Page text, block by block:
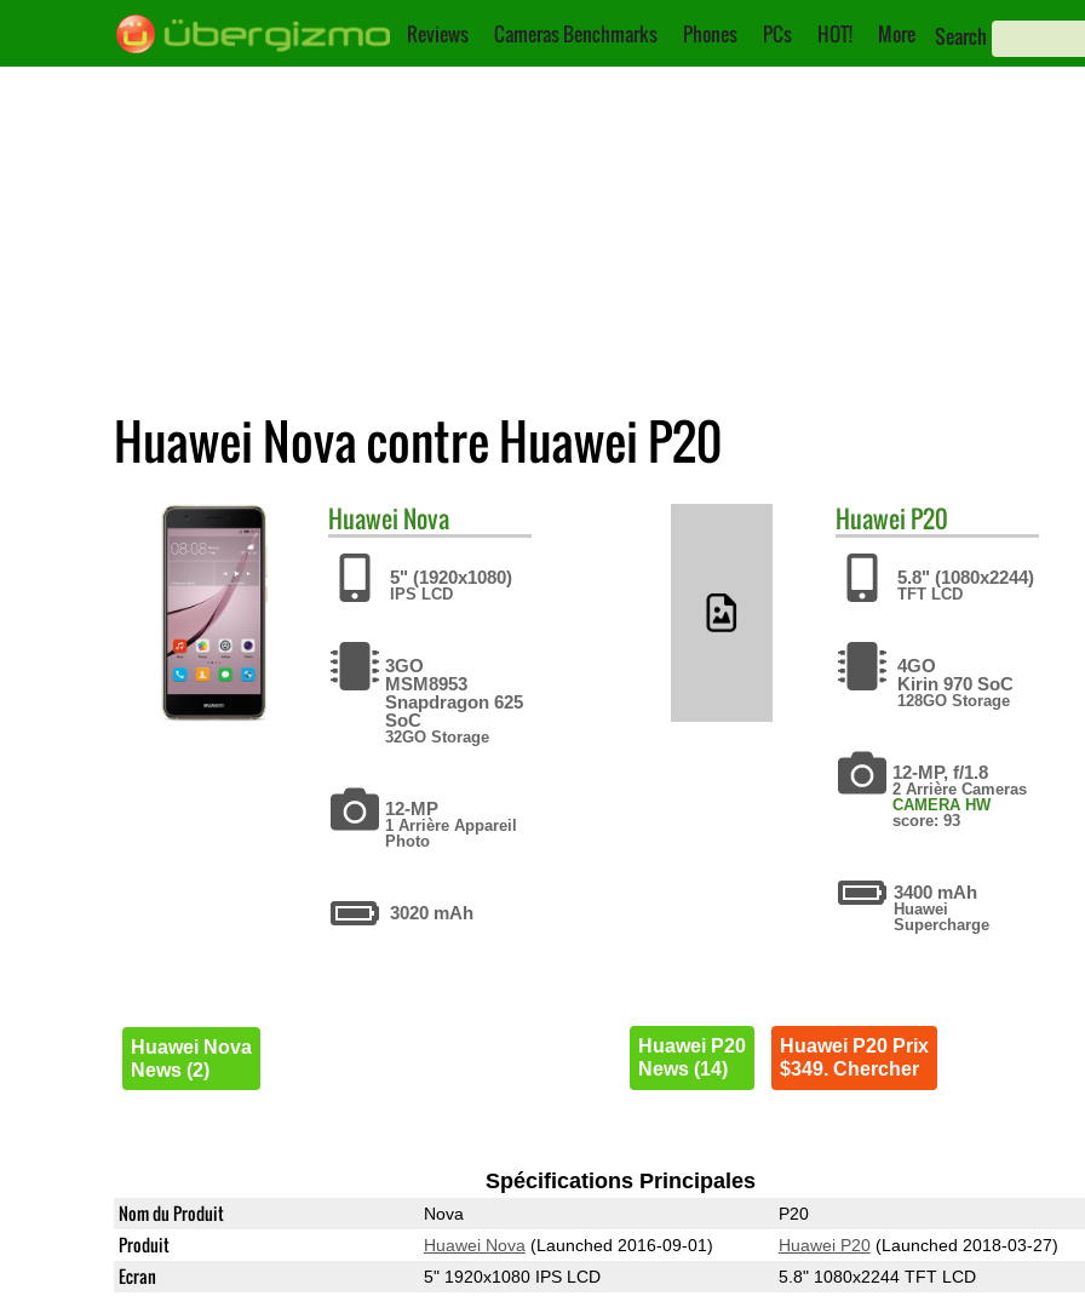
Reviews Cameras Benchmarks Phones PCs HOT! More Search
Huawei Nova contre Huawei P20
Huawei Nova
5" (1920x1080)
IPS LCD
3GO
MSM8953
Snapdragon 625
SoC
32GO Storage
12-MP
1 Arrière Appareil
Photo
3020 mAh
Huawei Nova
News (2)
Huawei P20
5.8" (1080x2244)
TFT LCD
4GO
Kirin 970 SoC
128GO Storage
12-MP, f/1.8
2 Arrière Cameras
CAMERA HW
score: 93
3400 mAh
Huawei
Supercharge
Huawei P20
News (14)
Huawei P20 Prix
$349. Chercher
Spécifications Principales
Nom du Produit Nova P20
Produit Huawei Nova (Launched 2016-09-01) Huawei P20(Launched 2018-03-27)
Ecran 5" 1920x1080 IPS LCD 5.8" 1080x2244 TFT LCD